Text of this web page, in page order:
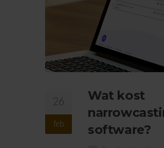
26
feb
Wat kost
software?